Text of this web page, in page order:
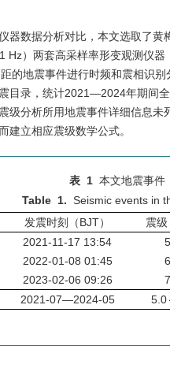
器数据分析对比，本文选取了黄
Hz）两套高采样率形变观测仪
的地震事件进行时频和震相识
目录，统计2021—2024年期间
级分析所用地震事件详细信息
建立相应震级数学公式。
表 1 本文地震事件
Table 1. Seismic events in
发震时刻（BJT） 震级
2021-11-17 13:54
2022-01-08 01:45
2023-02-06 09:26
2021-07—2024-05 5.0